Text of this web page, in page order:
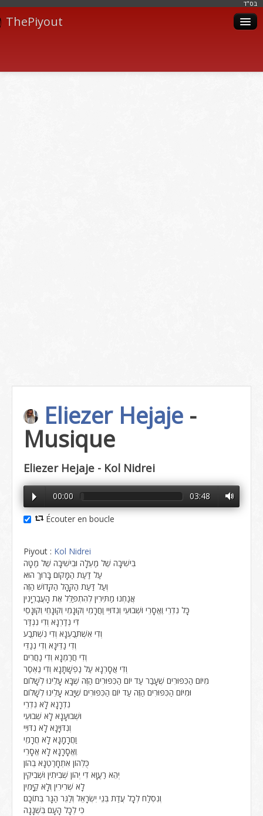
בּס"ד
ThePiyout
Eliezer Hejaje -
Musique
Eliezer Hejaje - Kol Nidrei
00:00 03:48
Écouter en boucle
Piyout : Kol Nidrei
בִּישִׁיבָה שֶׁל מַעְלָה וּבִישִׁיבָה שֶׁל מַטָּה
עַל דַּעַת הַמָּקוֹם בָּרוּךְ הוּא
וְעַל דַּעַת הַקָּהָל הַקָּדוֹשׁ הַזֶּה
אֲנַחְנוּ מַתִּירִין לְהִתְפַּלֵּל אֶת הָעֲבַרְיָנִין
כָּל נִדְרֵי וֶאֱסָרֵי וּשְׁבוּעֵי וְנִדּוּיֵי וַחֲרָמֵי וְקוּנָמֵי וְקוּנָחֵי וְקוּנָסֵי
דִּי נְדַרְנָא וְדִי נִנְדַּר
וְדִי אִשְׁתְּבַעְנָא וְדִי נִשְׁתְּבַע
וְדִי נַדֵּינָא וְדִי נְנַדֵּי
וְדִי חֲרַמְנָא וְדִי נַחֲרִים
וְדִי אֲסָרְנָא עַל נַפְשָׁתָנָא וְדִי נֶאְסַר
מִיּוֹם הַכִּפּוּרִים שֶׁעָבַר עַד יוֹם הַכִּפּוּרִים הַזֶּה שֶׁבָּא עָלֵינוּ לְשָׁלוֹם
וּמִיּוֹם הַכִּפּוּרִים הַזֶּה עַד יוֹם הַכִּפּוּרִים שֶׁיָּבֹא עָלֵינוּ לְשָׁלוֹם
נִדְרָנָא לָא נִדְרֵי
וּשְׁבוּעָנָא לָא שְׁבוּעֵי
וְנִדּוּיָנָא לָא נִדּוּיֵי
וַחֲרָמָנָא לָא חֲרָמֵי
וֶאֱסָרָנָא לָא אֱסָרֵי
כֻּלְּהוֹן אִתְחָרַטְנָא בְהוֹן
יְהֵא רַעֲוָא דִי יְהוֹן שְׁבִיתִין וּשְׁבִיקִין
לָא שְׁרִירִין וְלָא קַיָּמִין
וְנִסְלַח לְכָל עֲדַת בְּנֵי יִשְׂרָאֵל וְלַגֵּר הַגָּר בְּתוֹכָם
כִּי לְכָל הָעָם בִּשְׁגָגָה